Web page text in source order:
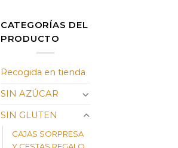
CATEGORÍAS DEL
PRODUCTO
Recogida en tienda
SIN AZÚCAR
SIN GLUTEN
CAJAS SORPRESA